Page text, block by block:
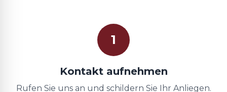
1
Kontakt aufnehmen
Rufen Sie uns an und schildern Sie Ihr Anliegen.